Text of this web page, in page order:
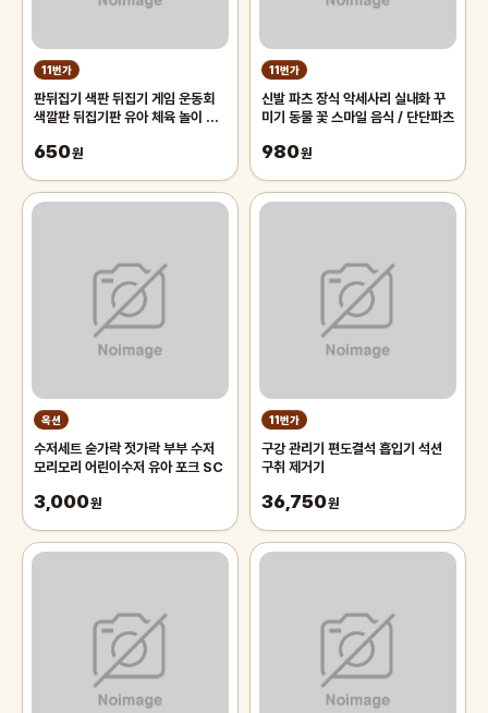
11번가
판뒤집기 색판 뒤집기 게임 운동회
색깔판 뒤집기판 유아 체육 놀이 도
650원
11번가
신발 파츠 장식 악세사리 실내화 꾸
미기 동물 꽃 스마일 음식 / 단단파츠
980원
옥션
수저세트 숟가락 젓가락 부부 수저
모리모리 어린이수저 유아 포크 SC
3,000원
11번가
구강 관리기 편도결석 흡입기 석션
구취 제거기
36,750원